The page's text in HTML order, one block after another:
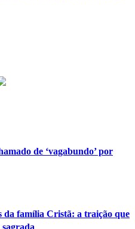
de ‘vagabundo’ por
da família Cristã: a traição que
sagrada